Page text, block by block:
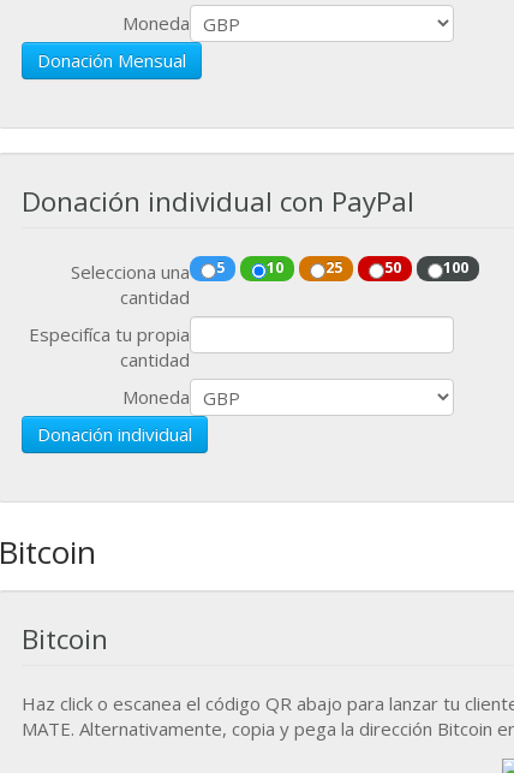
Moneda
Donación Mensual
Donación individual con PayPal
Selecciona una
cantidad
5 10 25 50 100
Especifíca tu propia
cantidad
Moneda
Donación individual
Bitcoin
Bitcoin
Haz click o escanea el código QR
MATE